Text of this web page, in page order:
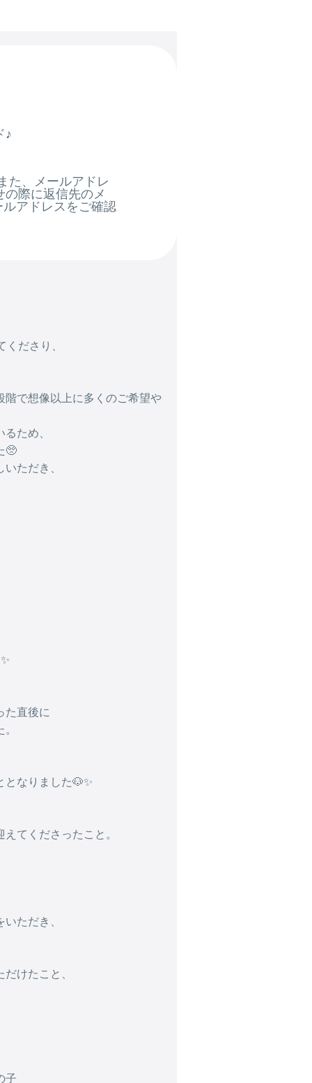
♪
た、メールアドレ
際に返信先のメ
ルアドレスをご確認
くださり、
で想像以上に多くのご希望や
ため、
🥺
ただき、
た直後に
なりました🐶✨
てくださったこと。
ただき、
けたこと、
子